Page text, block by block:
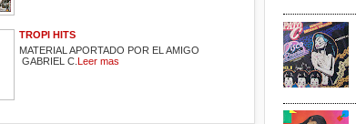
TROPI HITS
MATERIAL APORTADO POR EL AMIGO
GABRIEL C. Leer mas